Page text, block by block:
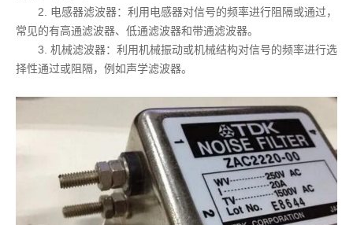
2. 电感器滤波器：利用电感器对信号的频率进行阻隔或通过，
常见的有高通滤波器、低通滤波器和带通滤波器。
3. 机械滤波器：利用机械振动或机械结构对信号的频率进行选
择性通过或阻隔，例如声学滤波器。